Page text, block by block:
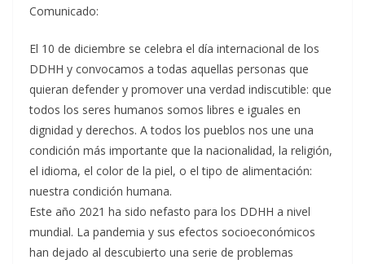
Comunicado:
El 10 de diciembre se celebra el día internacional de los
DDHH y convocamos a todas aquellas personas que
quieran defender y promover una verdad indiscutible: que
todos los seres humanos somos libres e iguales en
dignidad y derechos. A todos los pueblos nos une una
condición más importante que la nacionalidad, la religión,
el idioma, el color de la piel, o el tipo de alimentación:
nuestra condición humana.
Este año 2021 ha sido nefasto para los DDHH a nivel
mundial. La pandemia y sus efectos socioeconómicos
han dejado al descubierto una serie de problemas